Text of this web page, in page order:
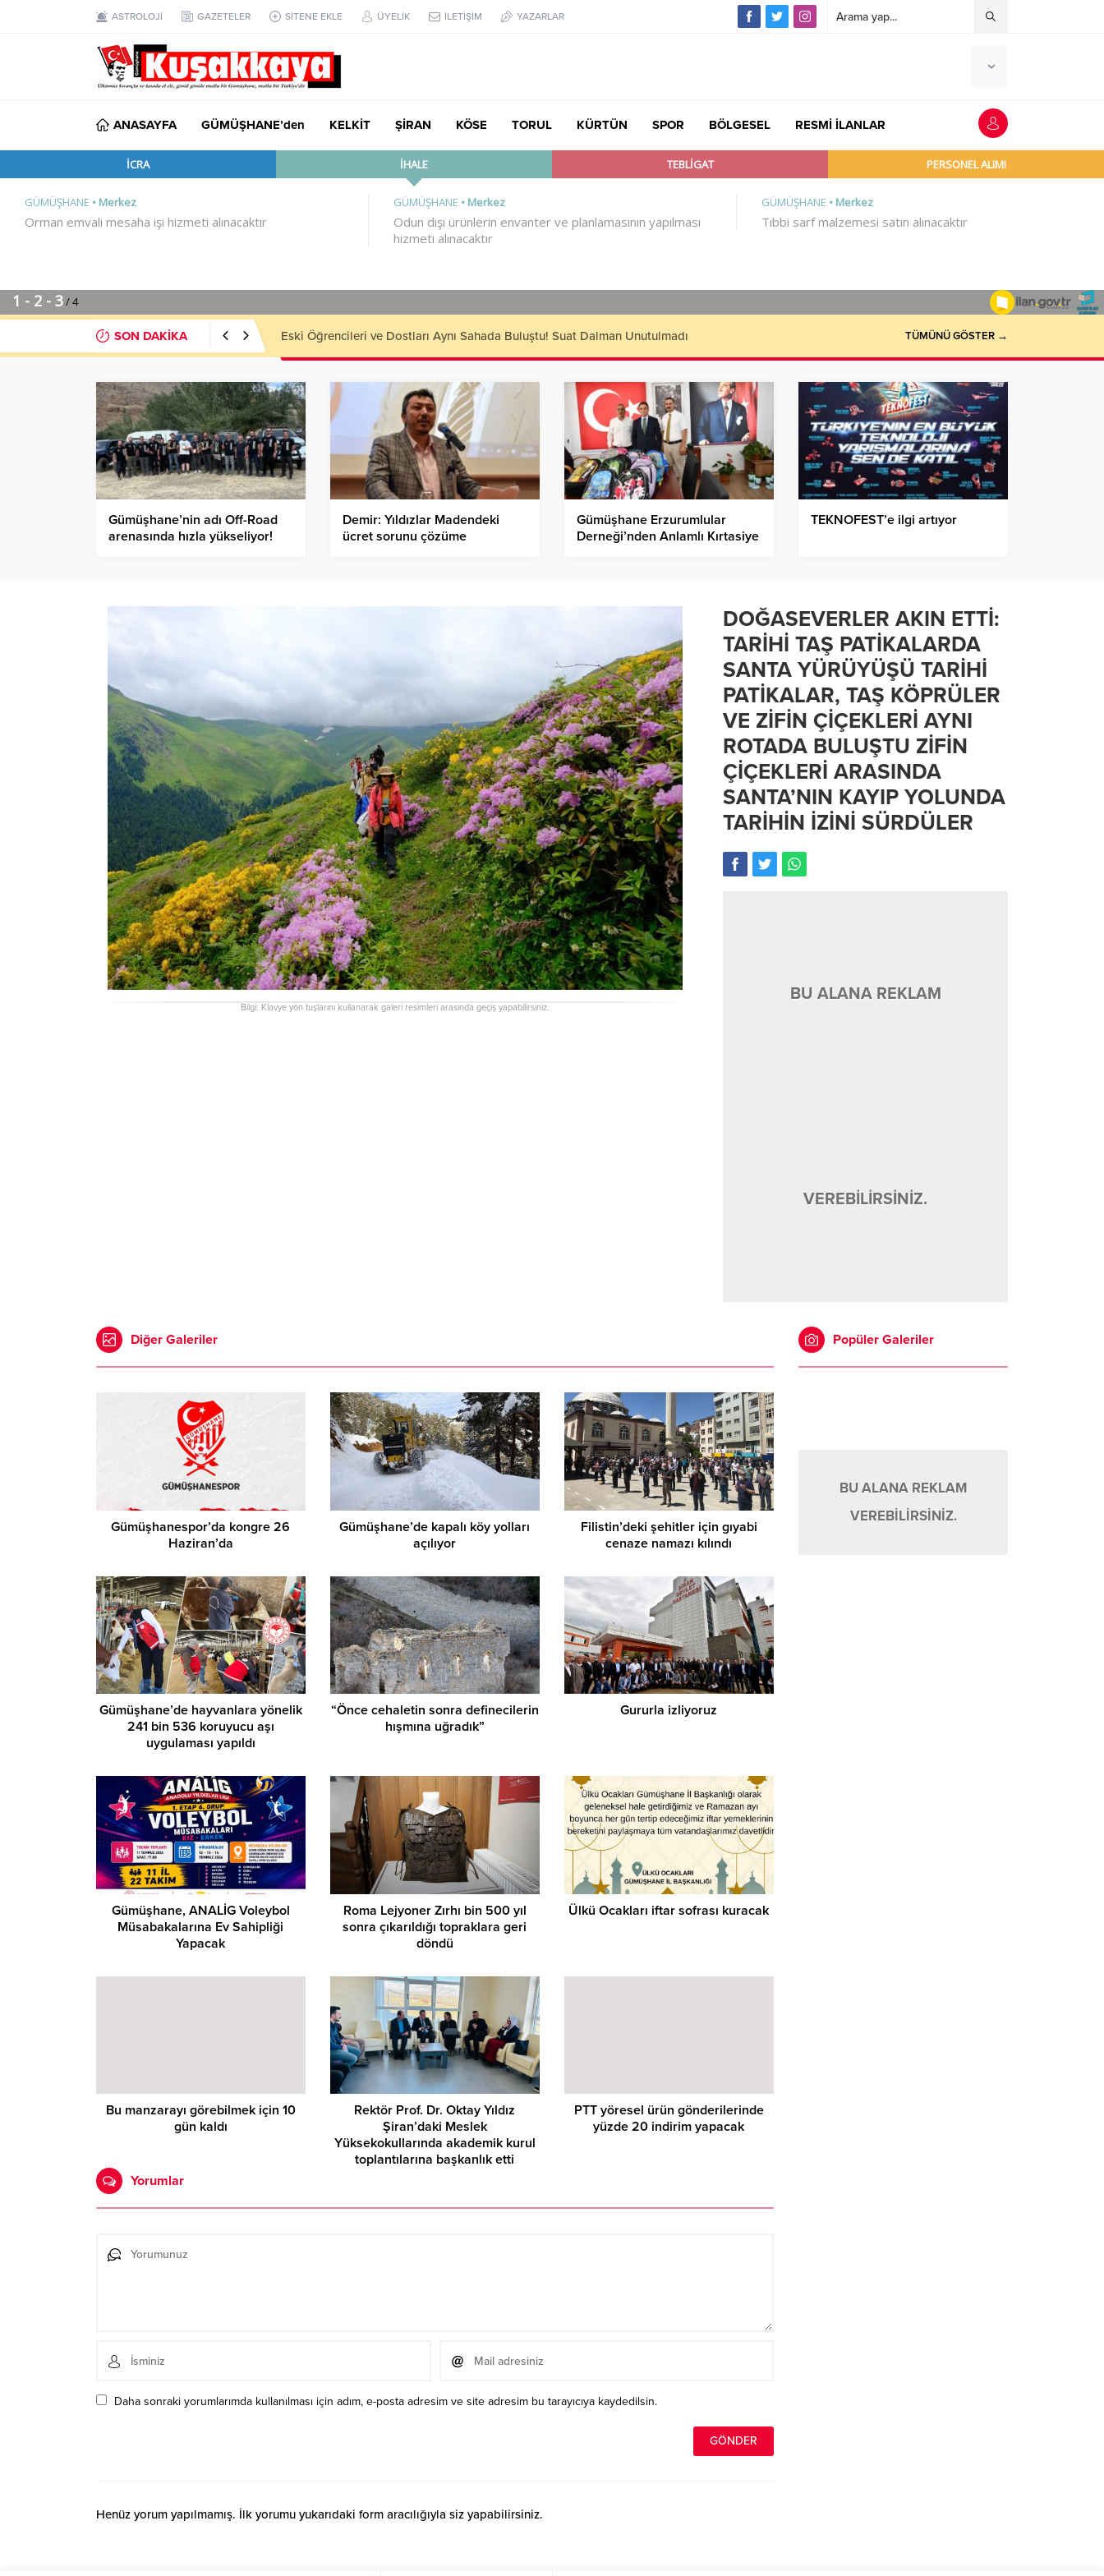
ASTROLOJİ GAZETELER SİTENE EKLE ÜYELİK İLETİŞİM YAZARLAR
ANASAYFA GÜMÜŞHANE’den KELKİT ŞİRAN KÖSE TORUL KÜRTÜN SPOR BÖLGESEL RESMİ İLANLAR
SON DAKİKA MHP’li Musa Küçük’ten TBMM’de Çocuk Hakları ve Rehabilitasyon Vurgusu TÜMÜNÜ GÖSTER →
Gümüşhane’nin adı Off-Road
arenasında hızla yükseliyor!
Demir: Yıldızlar Madendeki
ücret sorunu çözüme
Gümüşhane Erzurumlular
Derneği’nden Anlamlı Kırtasiye
TEKNOFEST’e ilgi artıyor
Bilgi: Klavye yön tuşlarını kullanarak galeri resimleri arasında geçiş yapabilirsiniz.
DOĞASEVERLER AKIN ETTİ:
TARİHİ TAŞ PATİKALARDA
SANTA YÜRÜYÜŞÜ TARİHİ
PATİKALAR, TAŞ KÖPRÜLER
VE ZİFİN ÇİÇEKLERİ AYNI
ROTADA BULUŞTU ZİFİN
ÇİÇEKLERİ ARASINDA
SANTA’NIN KAYIP YOLUNDA
TARİHİN İZİNİ SÜRDÜLER
BU ALANA REKLAM
VEREBİLİRSİNİZ.
Diğer Galeriler
Gümüşhanespor’da kongre 26
Haziran’da
Gümüşhane’de kapalı köy yolları
açılıyor
Filistin’deki şehitler için gıyabi
cenaze namazı kılındı
Gümüşhane’de hayvanlara yönelik
241 bin 536 koruyucu aşı
uygulaması yapıldı
“Önce cehaletin sonra definecilerin
hışmına uğradık”
Gururla izliyoruz
Gümüşhane, ANALİG Voleybol
Müsabakalarına Ev Sahipliği
Yapacak
Roma Lejyoner Zırhı bin 500 yıl
sonra çıkarıldığı topraklara geri
döndü
Ülkü Ocakları iftar sofrası kuracak
Bu manzarayı görebilmek için 10
gün kaldı
Rektör Prof. Dr. Oktay Yıldız
Şiran’daki Meslek
Yüksekokullarında akademik kurul
toplantılarına başkanlık etti
PTT yöresel ürün gönderilerinde
yüzde 20 indirim yapacak
Yorumlar
Daha sonraki yorumlarımda kullanılması için adım, e-posta adresim ve site adresim bu tarayıcıya kaydedilsin.
Henüz yorum yapılmamış. İlk yorumu yukarıdaki form aracılığıyla siz yapabilirsiniz.
Popüler Galeriler
BU ALANA REKLAM
VEREBİLİRSİNİZ.